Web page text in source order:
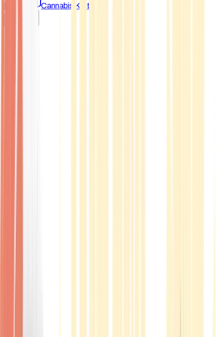
Marken Cannabis Karte